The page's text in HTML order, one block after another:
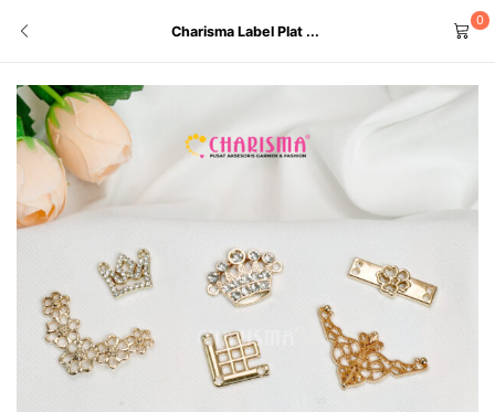
Charisma Label Plat ...
0